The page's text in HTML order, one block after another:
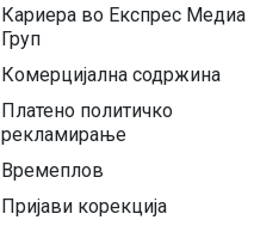
Кариера во Експрес Медиа
Груп
Комерцијална содржина
Платено политичко
рекламирање
Времеплов
Пријави корекција